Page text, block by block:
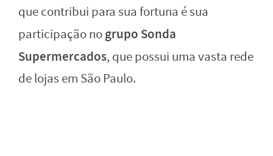
que contribui para sua fortuna é sua
participação nogrupo Sonda
Supermercados, que possui uma vasta rede
de lojas em São Paulo.